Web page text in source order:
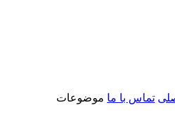
تماس با ما موضوعات